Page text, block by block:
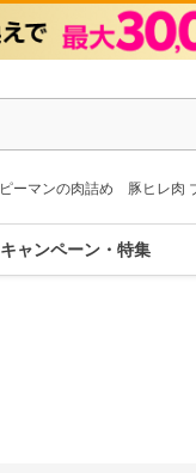
ピーマンの肉詰め 豚ヒレ肉
キャンペーン・特集